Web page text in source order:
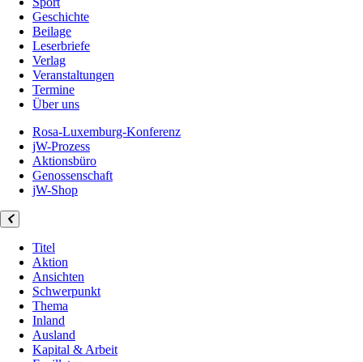
Geschichte
Beilage
Leserbriefe
Verlag
Veranstaltungen
Termine
Über uns
Rosa-Luxemburg-Konferenz
jW-Prozess
Aktionsbüro
Genossenschaft
jW-Shop
Titel
Aktion
Ansichten
Schwerpunkt
Thema
Inland
Ausland
Kapital & Arbeit